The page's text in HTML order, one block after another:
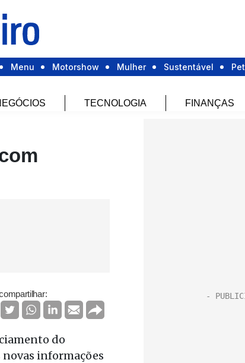
Menu Motorshow Mulher Sustentável Pet
TECNOLOGIA FINANÇAS
do
informações